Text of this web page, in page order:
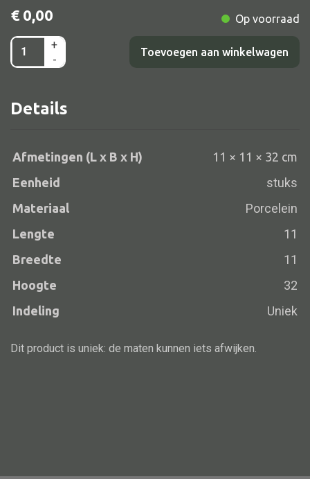
Kruk
Alle banken
Bank hout
Bank IJzer
Chaise longues
Poef
Alle lampen
Tafellamp
€ 0,00 Op voorraad
Vaas
zwart
witte
11x11x32
+
-
Toevoegen aan winkelwagen
Details
Afmetingen (L x B x H)
11 × 11 × 32 cm
Eenheid
stuks
Materiaal Porcelein
Lengte 11
Breedte 11
Hoogte 32
Indeling Uniek
Dit product is uniek: de maten kunnen iets afwijken.